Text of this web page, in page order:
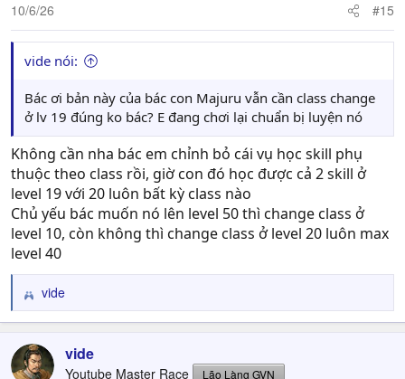
10/6/26 #15
vide nói:
Bác ơi bản này của bác con Majuru vẫn cần class change
ở lv 19 đúng ko bác? E đang chơi lại chuẩn bị luyện nó
Không cần nha bác em chỉnh bỏ cái vụ học skill phụ
thuộc theo class rồi, giờ con đó học được cả 2 skill ở
level 19 với 20 luôn bất kỳ class nào
Chủ yếu bác muốn nó lên level 50 thì change class ở
level 10, còn không thì change class ở level 20 luôn max
level 40
R
e
c
t
vide
vide
Youtube Master Race Lão Làng GVN